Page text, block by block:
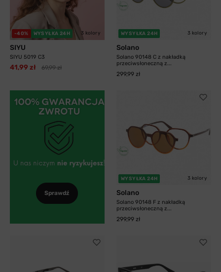
-40% WYSYŁKA 24H 3 kolory
SIYU
SIYU 5019 C3
41,99 zł 69,99 zł
WYSYŁKA 24H 3 kolory
Solano
Solano 90148 C z nakładką
przeciwsłoneczną z...
299,99 zł
Sprawdź
WYSYŁKA 24H 3 kolory
Solano
Solano 90148 F z nakładką
przeciwsłoneczną z...
299,99 zł